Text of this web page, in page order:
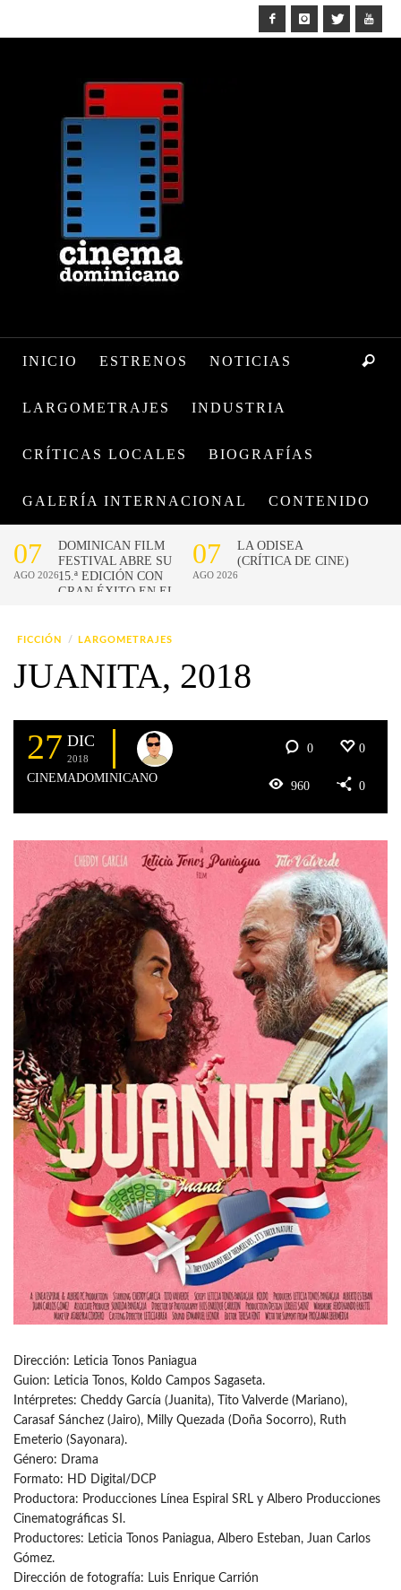
INICIO ESTRENOS NOTICIAS
LARGOMETRAJES INDUSTRIA
CRÍTICAS LOCALES BIOGRAFÍAS
GALERÍA INTERNACIONAL CONTENIDO
FICCIÓN LARGOMETRAJES
JUANITA, 2018
27 DIC
2018
CINEMADOMINICANO
0 0
960 0
Dirección: Leticia Tonos Paniagua
Guion: Leticia Tonos, Koldo Campos Sagaseta.
Intérpretes: Cheddy García (Juanita), Tito Valverde (Mariano),
Carasaf Sánchez (Jairo), Milly Quezada (Doña Socorro), Ruth
Emeterio (Sayonara).
Género: Drama
Formato: HD Digital/DCP
Productora: Producciones Línea Espiral SRL y Albero Producciones
Cinematográficas SI.
Productores: Leticia Tonos Paniagua, Albero Esteban, Juan Carlos
Gómez.
Dirección de fotografía: Luis Enrique Carrión